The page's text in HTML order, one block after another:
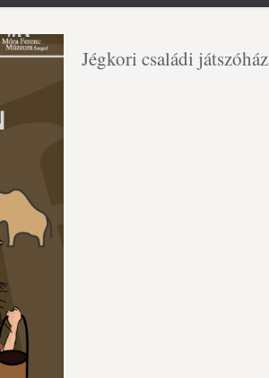
Jégkori családi játszóház